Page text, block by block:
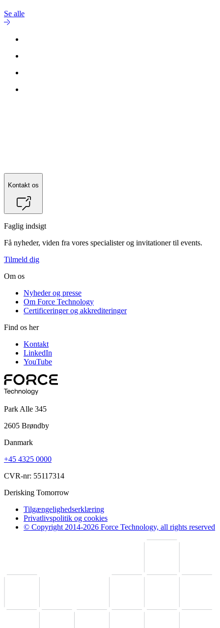
Se alle
Kontakt os
Faglig indsigt
Få nyheder, viden fra vores specialister og invitationer til events.
Tilmeld dig
Om os
Nyheder og presse
Om Force Technology
Certificeringer og akkrediteringer
Find os her
Kontakt
LinkedIn
YouTube
Park Alle 345
2605 Brøndby
Danmark
+45 4325 0000
CVR-nr: 55117314
Derisking Tomorrow
Tilgængelighedserklæring
Privatlivspolitik og cookies
© Copyright 2014-2026 Force Technology, all rights reserved